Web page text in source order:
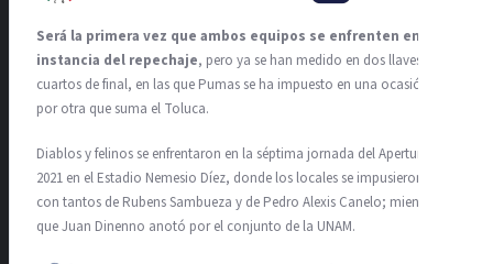
Será la primera vez que ambos equipos se enfrenten en la
instancia del repechaje, pero ya se han medido en dos llaves de
cuartos de final, en las que Pumas se ha impuesto en una ocasión,
por otra que suma el Toluca.
Diablos y felinos se enfrentaron en la séptima jornada del Apertura
2021 en el Estadio Nemesio Díez, donde los locales se impusieron 2-1
con tantos de Rubens Sambueza y de Pedro Alexis Canelo; mientras
que Juan Dinenno anotó por el conjunto de la UNAM.